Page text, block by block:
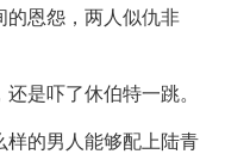
的恩怨，两人似仇非
是吓了休伯特一跳。
样的男人能够配上陆青